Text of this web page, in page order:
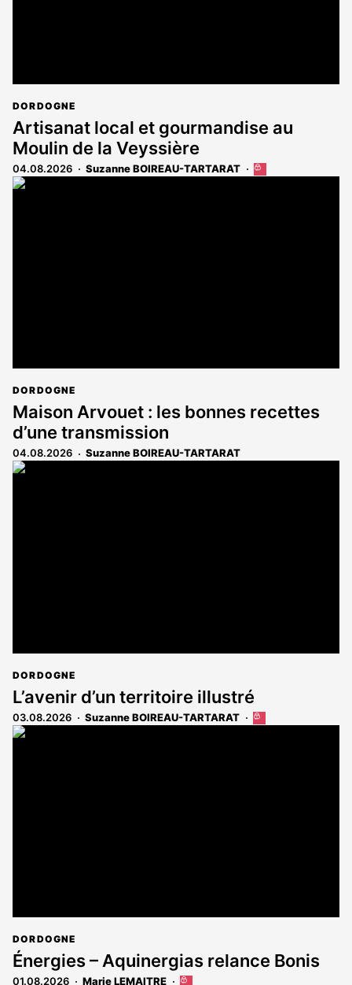
DORDOGNE
Artisanat local et gourmandise au
Moulin de la Veyssière
04.08.2026 Suzanne BOIREAU-TARTARAT
Cet
DORDOGNE
Maison Arvouet : les bonnes recettes
d’une transmission
04.08.2026 Suzanne BOIREAU-TARTARAT
DORDOGNE
L’avenir d’un territoire illustré
03.08.2026 Suzanne BOIREAU-TARTARAT
Cet
DORDOGNE
Énergies – Aquinergias relance Bonis
01.08.2026 Marie LEMAITRE Cet